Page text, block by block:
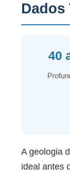
40
A geologia
ideal antes